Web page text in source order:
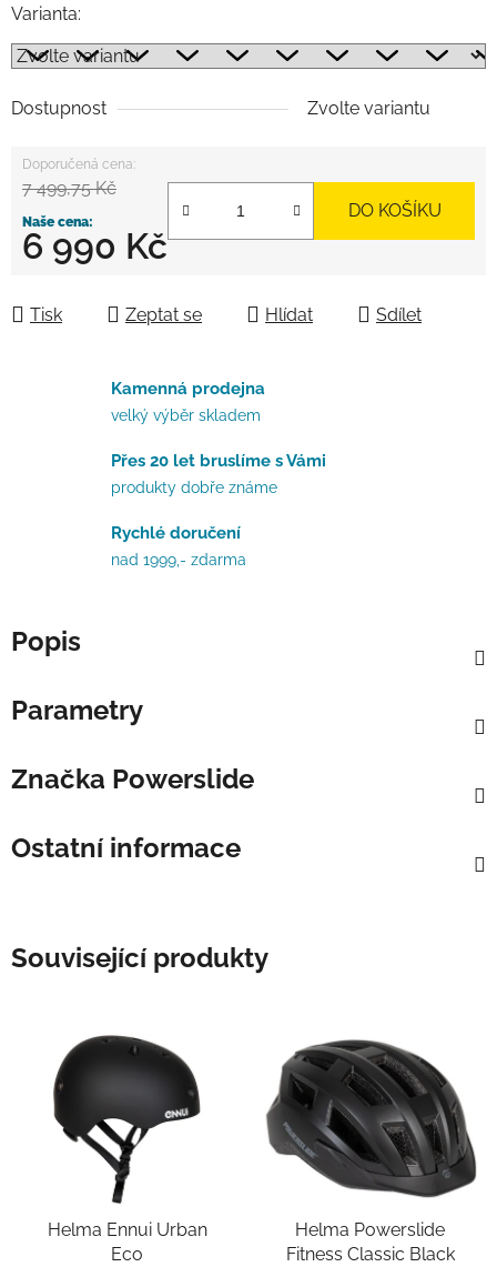
Varianta:
Dostupnost Zvolte variantu
7 499,75 Kč
6 990 Kč
DO KOŠÍKU
Tisk Zeptat se Hlídat Sdílet
Kamenná prodejna
velký výběr skladem
Přes 20 let bruslíme s Vámi
produkty dobře známe
Rychlé doručení
nad 1999,- zdarma
Popis
Parametry
Značka Powerslide
Ostatní informace
Související produkty
Helma Ennui Urban
Eco
Helma Powerslide
Fitness Classic Black